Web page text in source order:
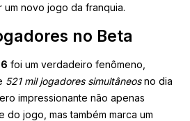
um novo jogo da franquia.
no Beta
foi um verdadeiro fenômeno,
521 mil jogadores simultâneosno dia
impressionante não apenas
do jogo, mas também marca um